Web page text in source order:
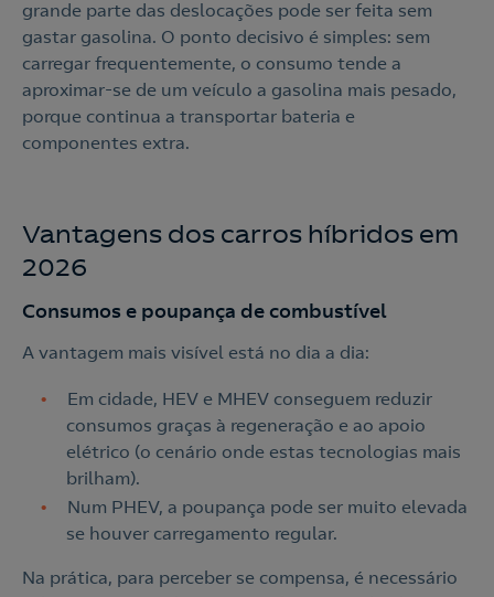
grande parte das deslocações pode ser feita sem
gastar gasolina. O ponto decisivo é simples: sem
carregar frequentemente, o consumo tende a
aproximar-se de um veículo a gasolina mais pesado,
porque continua a transportar bateria e
componentes extra.
Vantagens dos carros híbridos em
2026
Consumos e poupança de combustível
A vantagem mais visível está no dia a dia:
Em cidade, HEV e MHEV conseguem reduzir
consumos graças à regeneração e ao apoio
elétrico (o cenário onde estas tecnologias mais
brilham).
Num PHEV, a poupança pode ser muito elevada
se houver carregamento regular.
Na prática, para perceber se compensa, é necessário